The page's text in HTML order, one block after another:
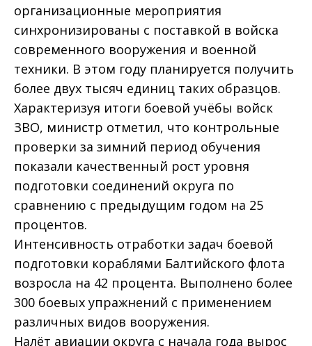
организационные мероприятия
синхронизированы с поставкой в вой­ска
современного вооружения и военной
техники. В этом году планируется получить
более двух тысяч единиц таких образцов.
Характеризуя итоги боевой учёбы войск
ЗВО, министр отметил, что контрольные
проверки за зимний период обучения
показали качественный рост уровня
подготовки соединений округа по
сравнению с предыдущим годом на 25
процентов.
Интенсивность отработки задач боевой
подготовки кораблями Балтийского флота
возросла на 42 процента. Выполнено более
300 боевых упражнений с применением
различных видов вооружения.
Налёт авиации округа с начала года вырос